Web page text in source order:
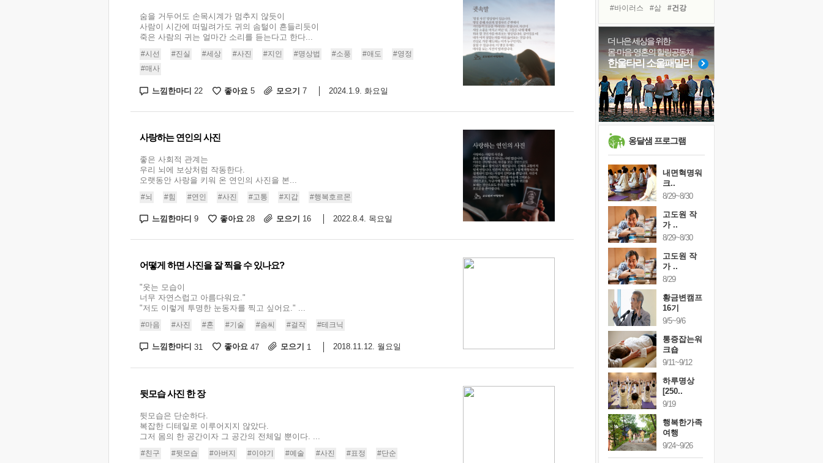
숨을 거두어도 손목시계가 멈추지 않듯이
사람이 시간에 떠밀려가도 귀의 솜털이 흔들리듯이
죽은 사람의 귀는 얼마간 소리를 듣는다고 한다...
#시선 #진실 #세상 #사진 #지인 #명상법 #소풍 #애도
#영정
#매사
느낌한마디 22 좋아요 5 모으기 7 2024.1.9. 화요일
사랑하는 연인의 사진
좋은 사회적 관계는
우리 뇌에 보상처럼 작동한다.
오랫동안 사랑을 키워 온 연인의 사진을 본...
#뇌 #힘 #연인 #사진 #고통 #지갑 #행복호르몬
느낌한마디 9 좋아요 28 모으기 16 2022.8.4. 목요일
어떻게 하면 사진을 잘 찍을 수 있나요?
"웃는 모습이
너무 자연스럽고 아름다워요."
"저도 이렇게 투명한 눈동자를 찍고 싶어요." ...
#마음 #사진 #혼 #기술 #솜씨 #걸작 #테크닉
느낌한마디 31 좋아요 47 모으기 1 2018.11.12. 월요일
뒷모습 사진 한 장
뒷모습은 단순하다.
복잡한 디테일로 이루어지지 않았다.
그저 몸의 한 공간이자 그 공간의 전체일 뿐이다. ...
#친구 #뒷모습 #아버지 #이야기 #예술 #사진 #표정 #단순
아픈 아버지를 위한 공간 설계
슬럼프
보고 싶은 어머니
유년 시절의 부산 영도 바다
못된 꼰대들
너무 황홀한 꽃들이여!
희망이란
'모른다'는 것
#바이러스
#삶
#건강
#링컨학교
#독서
#선택
#친구
#사람
#명상
#힐링
#비전캠프
#리더
#아이들
#다짐
#나눔
#희망
더 나은 세상을 위한
몸·마음·영혼의 힐링공동체
한울타리 소울패밀리
옹달샘 프로그램
10/9~10/10
내면혁명워
10/17~10/18
황금변캠프
크..
내면혁명워
크..
8/29~8/30
고도원 작
가 ..
8/29~8/30
고도원 작
가 ..
8/29
황금변캠프
16기
9/5~9/6
통증잡는워
크숍
9/11~9/12
하루명상
[250..
9/19
행복한가족
여행
9/24~9/26